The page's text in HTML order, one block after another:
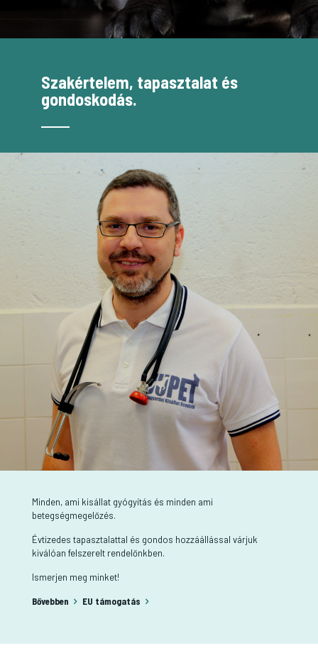
Szakértelem, tapasztalat és
gondoskodás.
Minden, ami kisállat gyógyítás és minden ami
betegségmegelőzés.
Évtizedes tapasztalattal és gondos hozzáállással várjuk
kiválóan felszerelt rendelőnkben.
Ismerjen meg minket!
Bővebben EU támogatás